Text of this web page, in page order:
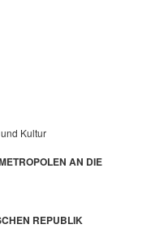
Kultur
AN DIE M
REPUBLIK